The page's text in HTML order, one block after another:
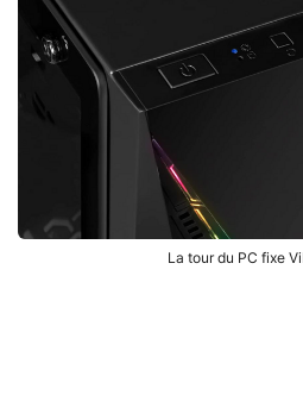
La tour du PC fixe